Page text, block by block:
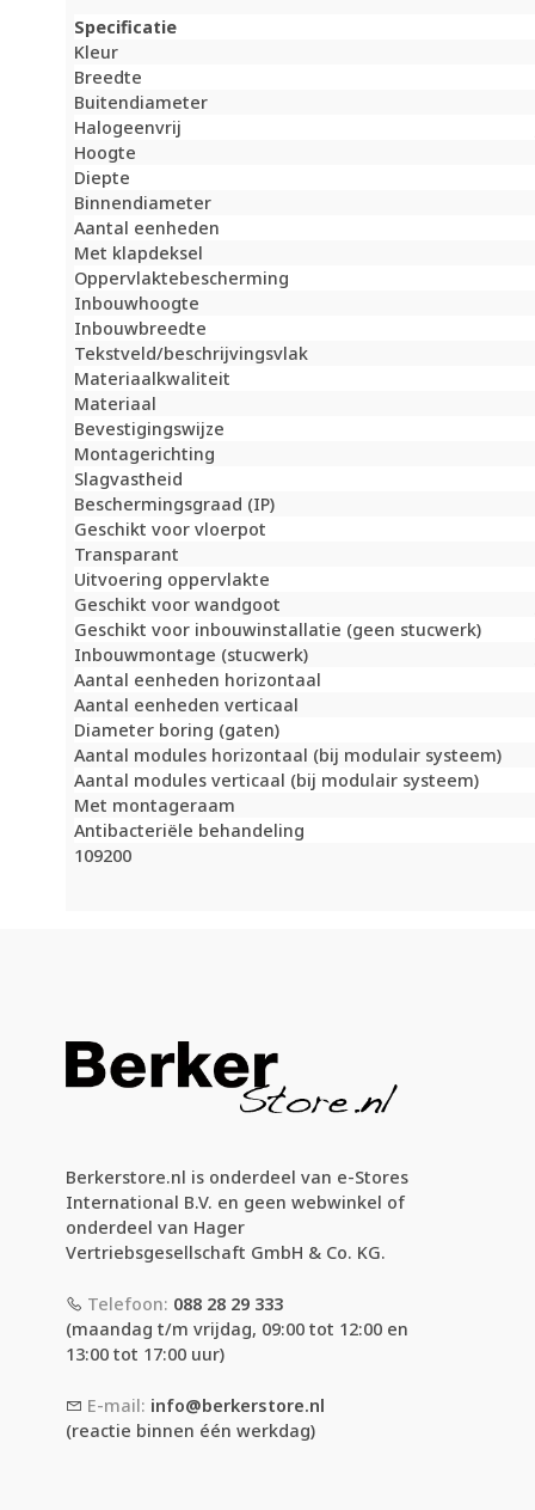
Specificatie
Kleur
Breedte
Buitendiameter
Halogeenvrij
Hoogte
Diepte
Binnendiameter
Aantal eenheden
Met klapdeksel
Oppervlaktebescherming
Inbouwhoogte
Inbouwbreedte
Tekstveld/beschrijvingsvlak
Materiaalkwaliteit
Materiaal
Bevestigingswijze
Montagerichting
Slagvastheid
Beschermingsgraad (IP)
Geschikt voor vloerpot
Transparant
Uitvoering oppervlakte
Geschikt voor wandgoot
Geschikt voor inbouwinstallatie (geen stucwerk)
Inbouwmontage (stucwerk)
Aantal eenheden horizontaal
Aantal eenheden verticaal
Diameter boring (gaten)
Aantal modules horizontaal (bij modulair systeem)
Aantal modules verticaal (bij modulair systeem)
Met montageraam
Antibacteriële behandeling
109200
Berkerstore.nl is onderdeel van e-Stores
International B.V. en geen webwinkel of
onderdeel van Hager
Vertriebsgesellschaft GmbH & Co. KG.
Telefoon: 088 28 29 333
(maandag t/m vrijdag, 09:00 tot 12:00 en
13:00 tot 17:00 uur)
E-mail: info@berkerstore.nl
(reactie binnen één werkdag)